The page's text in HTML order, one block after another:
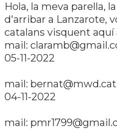
Hola, la meva parella,
d'arribar a Lanzarote,
catalans visquent aquí­
mail:
05-11-2022
mail: bernat@mwd.cat
04-11-2022
mail: